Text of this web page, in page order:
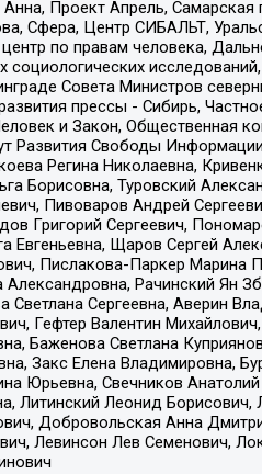
Анна, Проект Апрель,
Сфера, Центр СИБАЛЬТ,
по правам человека,
социологических
Совета Министров
прессы - Сибирь,
и Закон, Общественная
Развития Свободы
Регина Николаевна,
Борисовна, Туровский
Пивоваров Андрей
Григорий Сергеевич,
Евгеньевна, Щаров Сергей
Пислакова-Паркер Марина
Александровна, Рачинский
Светлана Сергеевна, Аверин
Гефтер Валентин
Баженова Светлана
Закс Елена Владимировна,
Юрьевна, Свечников
Литинский Леонид
Добровольская Анна
Левинсон Лев Семенович,